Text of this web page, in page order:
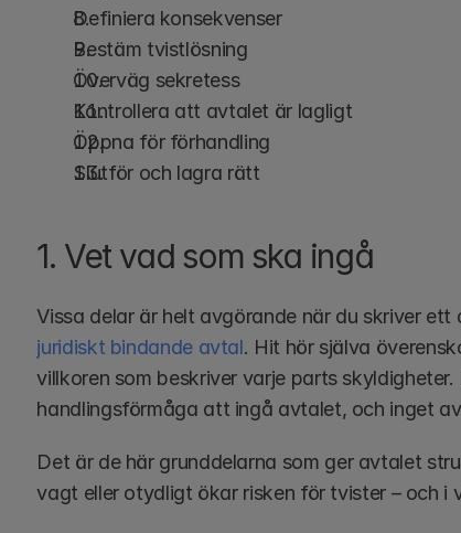
Definiera konsekvenser
Bestäm tvistlösning
Överväg sekretess
Kontrollera att avtalet är lagligt
Öppna för förhandling
Slutför och lagra rätt
1. Vet vad som ska ingå
Vissa delar är helt avgörande när du skriver ett
juridiskt bindande avtal. Hit hör själva
villkoren som beskriver varje parts
handlingsförmåga att ingå avtalet, och inget
Det är de här grunddelarna som ger avtalet
vagt eller otydligt ökar risken för tvister – och